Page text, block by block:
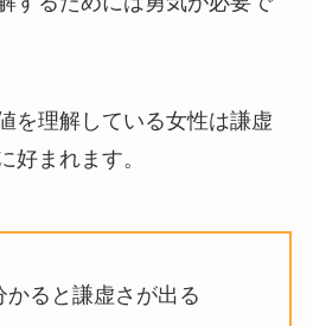
を理解している女性は謙虚
好まれます。
ると謙虚さが出る